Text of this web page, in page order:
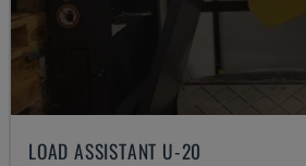
LOAD ASSISTANT U-20